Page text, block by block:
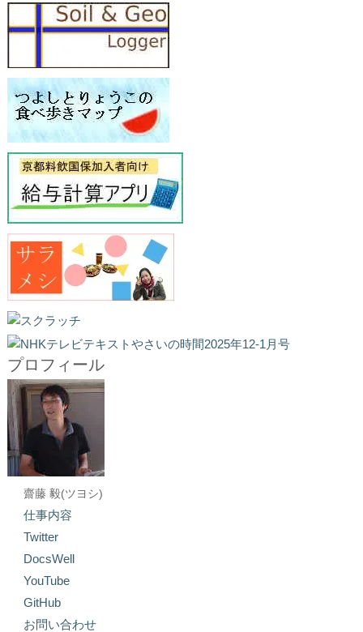
プロフィール
齋藤 毅(ツヨシ)
仕事内容
Twitter
DocsWell
YouTube
GitHub
お問い合わせ